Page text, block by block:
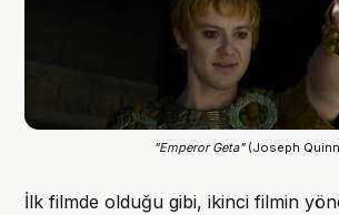
"Emperor Geta" (Joseph
İlk filmde olduğu gibi, ikinci filmin